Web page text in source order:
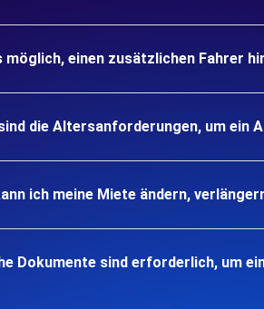
möglich, einen zusätzlichen Fahrer
die Altersanforderungen, um ein
ich meine Miete ändern,
Dokumente sind erforderlich, um